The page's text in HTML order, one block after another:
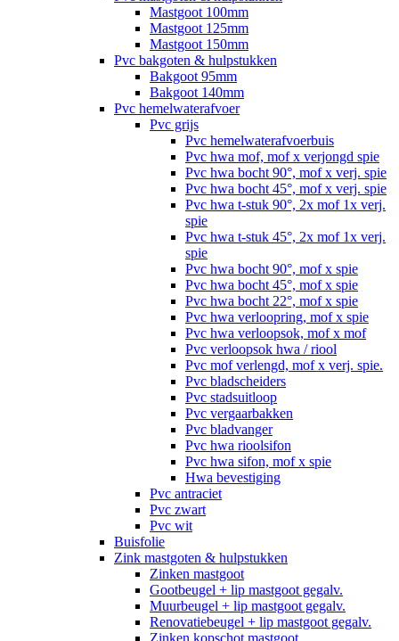
Mastgoot 100mm
Mastgoot 125mm
Mastgoot 150mm
Pvc bakgoten & hulpstukken
Bakgoot 95mm
Bakgoot 140mm
Pvc hemelwaterafvoer
Pvc grijs
Pvc hemelwaterafvoerbuis
Pvc hwa mof, mof x verjongd spie
Pvc hwa bocht 90°, mof x verj. spie
Pvc hwa bocht 45°, mof x verj. spie
Pvc hwa t-stuk 90°, 2x mof 1x verj.
spie
Pvc hwa t-stuk 45°, 2x mof 1x verj.
spie
Pvc hwa bocht 90°, mof x spie
Pvc hwa bocht 45°, mof x spie
Pvc hwa bocht 22°, mof x spie
Pvc hwa verloopring, mof x spie
Pvc hwa verloopsok, mof x mof
Pvc verloopsok hwa / riool
Pvc mof verlengd, mof x verj. spie.
Pvc bladscheiders
Pvc stadsuitloop
Pvc vergaarbakken
Pvc bladvanger
Pvc hwa rioolsifon
Pvc hwa sifon, mof x spie
Hwa bevestiging
Pvc antraciet
Pvc zwart
Pvc wit
Buisfolie
Zink mastgoten & hulpstukken
Zinken mastgoot
Gootbeugel + lip mastgoot gegalv.
Muurbeugel + lip mastgoot gegalv.
Renovatiebeugel + lip mastgoot gegalv.
Zinken kopschot mastgoot